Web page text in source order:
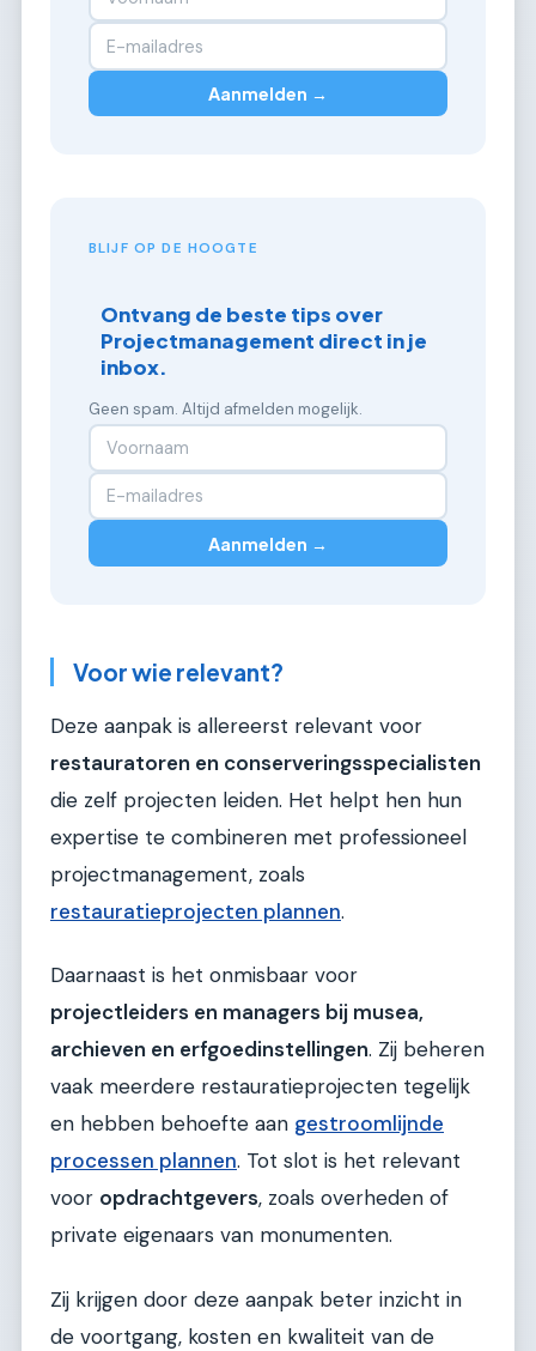
Aanmelden →
BLIJF OP DE HOOGTE
Ontvang de beste tips over
Projectmanagement direct in je
inbox.
Geen spam. Altijd afmelden mogelijk.
Aanmelden →
Voor wie relevant?
Deze aanpak is allereerst relevant voor
restauratoren en conserveringsspecialisten
die zelf projecten leiden. Het helpt hen hun
expertise te combineren met professioneel
projectmanagement, zoals
restauratieprojecten plannen.
Daarnaast is het onmisbaar voor
projectleiders en managers bij musea,
archieven en erfgoedinstellingen. Zij beheren
vaak meerdere restauratieprojecten tegelijk
en hebben behoefte aan gestroomlijnde
processen plannen. Tot slot is het relevant
voor opdrachtgevers, zoals overheden of
private eigenaars van monumenten.
Zij krijgen door deze aanpak beter inzicht in
de voortgang, kosten en kwaliteit van de